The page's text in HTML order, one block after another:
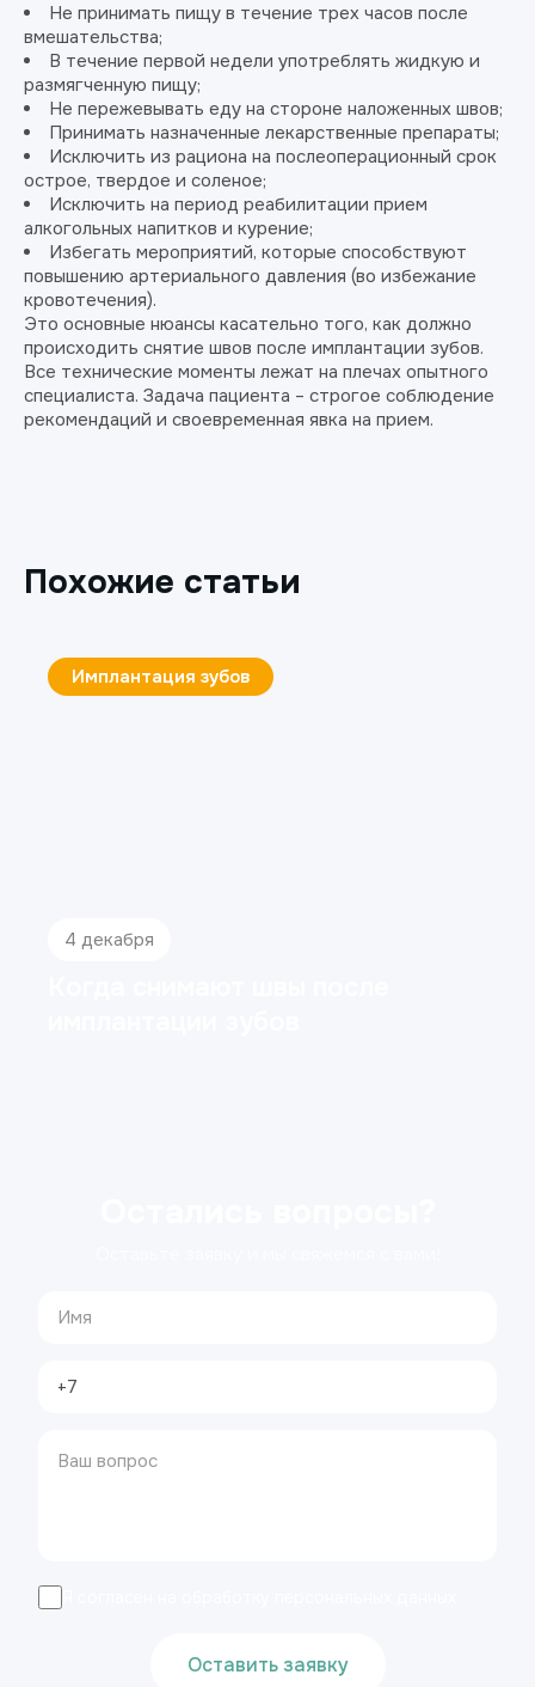
Не принимать пищу в течение трех часов после
вмешательства;
В течение первой недели употреблять жидкую и
размягченную пищу;
Не пережевывать еду на стороне наложенных швов;
Принимать назначенные лекарственные препараты;
Исключить из рациона на послеоперационный срок
острое, твердое и соленое;
Исключить на период реабилитации прием
алкогольных напитков и курение;
Избегать мероприятий, которые способствуют
повышению артериального давления (во избежание
кровотечения).
Это основные нюансы касательно того, как должно
происходить снятие швов после имплантации зубов.
Все технические моменты лежат на плечах опытного
специалиста. Задача пациента – строгое соблюдение
рекомендаций и своевременная явка на прием.
Похожие статьи
Имплантация зубов
4 декабря
Оставить заявку